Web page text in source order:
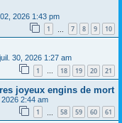
2026 1:43 pm
1 7 8 9 10
30, 2026 1:27 am
1 … 18 19 20 21
joyeux engins de mort
2:44 am
1 58 59 60 61